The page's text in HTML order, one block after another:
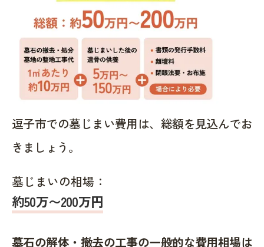
逗子市での墓じまい費用は、総額を見込んでお
きましょう。
墓じまいの相場：
約50万〜200万円
墓石の解体・撤去の工事の一般的な費用相場は